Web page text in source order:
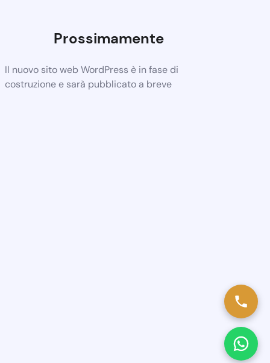
Prossimamente
Il nuovo sito web WordPress è in fase di
costruzione e sarà pubblicato a breve